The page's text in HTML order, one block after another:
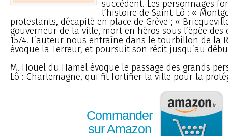
succèdent. Les personnages
l’histoire de Saint-Lô : «
protestants, décapité en place de Grève ; «
gouverneur de la ville, mort en héros sous l’épée
1574. L’auteur nous entraîne dans le tourbillon de la
évoque la Terreur, et poursuit son récit jusqu’au
M. Houel du Hamel évoque le passage des grands
Lô : Charlemagne, qui fit fortifier la ville pour la
Commander
sur Amazon